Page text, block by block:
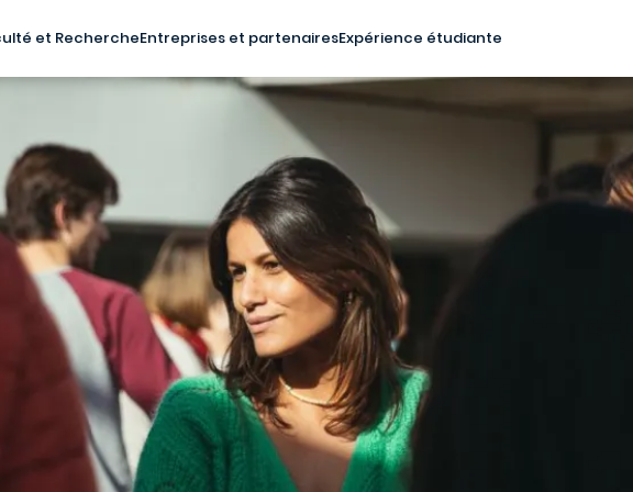
et RechercheEntreprises et partenairesExpérience étudiante